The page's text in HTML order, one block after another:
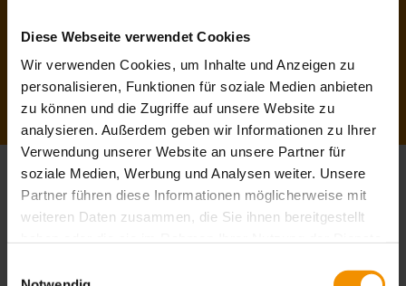
Diese Webseite verwendet Cookies
Wir verwenden Cookies, um Inhalte und Anzeigen zu
personalisieren, Funktionen für soziale Medien anbieten
zu können und die Zugriffe auf unsere Website zu
analysieren. Außerdem geben wir Informationen zu Ihrer
Verwendung unserer Website an unsere Partner für
soziale Medien, Werbung und Analysen weiter. Unsere
Partner führen diese Informationen möglicherweise mit
weiteren Daten zusammen, die Sie ihnen bereitgestellt
Cookies, wenn Sie unsere Webseite weiterhin nutzen.
ÜBERSICHT SNACKS &
GETRÄNKE
Weitere
Kindergeburtstagsextras